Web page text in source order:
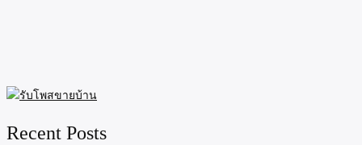
Recent Posts